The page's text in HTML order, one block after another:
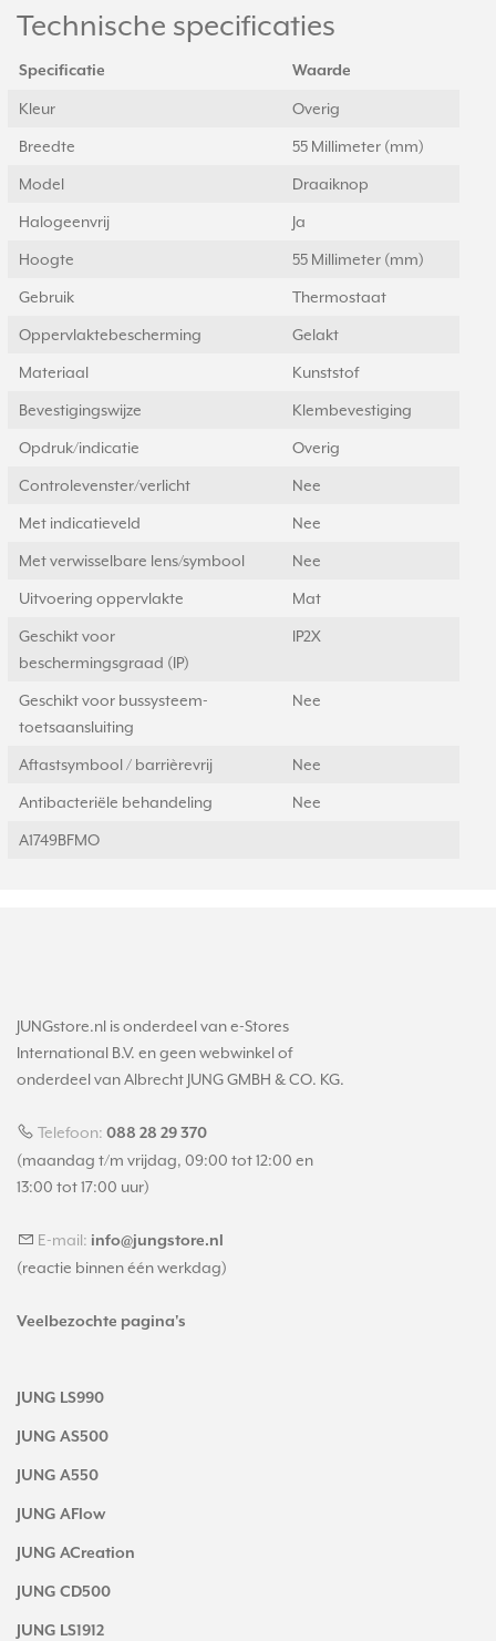
Technische specificaties
Specificatie Waarde
Kleur Overig
Breedte 55 Millimeter (mm)
Model Draaiknop
Halogeenvrij Ja
Hoogte 55 Millimeter (mm)
Gebruik Thermostaat
Oppervlaktebescherming Gelakt
Materiaal Kunststof
Bevestigingswijze Klembevestiging
Opdruk/indicatie Overig
Controlevenster/verlicht Nee
Met indicatieveld Nee
Met verwisselbare lens/symbool Nee
Uitvoering oppervlakte Mat
Geschikt voor
beschermingsgraad (IP)
IP2X
Geschikt voor bussysteem-
toetsaansluiting
Nee
Aftastsymbool / barrièrevrij Nee
Antibacteriële behandeling Nee
A1749BFMO
JUNGstore.nl is onderdeel van e-Stores
International B.V. en geen webwinkel of
onderdeel van Albrecht JUNG GMBH & CO. KG.
Telefoon: 088 28 29 370
(maandag t/m vrijdag, 09:00 tot 12:00 en
13:00 tot 17:00 uur)
E-mail: info@jungstore.nl
(reactie binnen één werkdag)
Veelbezochte pagina's
JUNG LS990
JUNG AS500
JUNG A550
JUNG AFlow
JUNG ACreation
JUNG CD500
JUNG LS1912